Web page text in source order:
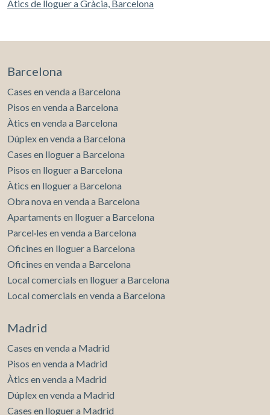
Àtics de lloguer a Gràcia, Barcelona
Barcelona
Cases en venda a Barcelona
Pisos en venda a Barcelona
Àtics en venda a Barcelona
Dúplex en venda a Barcelona
Cases en lloguer a Barcelona
Pisos en lloguer a Barcelona
Àtics en lloguer a Barcelona
Obra nova en venda a Barcelona
Apartaments en lloguer a Barcelona
Parcel·les en venda a Barcelona
Oficines en lloguer a Barcelona
Oficines en venda a Barcelona
Local comercials en lloguer a Barcelona
Local comercials en venda a Barcelona
Madrid
Cases en venda a Madrid
Pisos en venda a Madrid
Àtics en venda a Madrid
Dúplex en venda a Madrid
Cases en lloguer a Madrid